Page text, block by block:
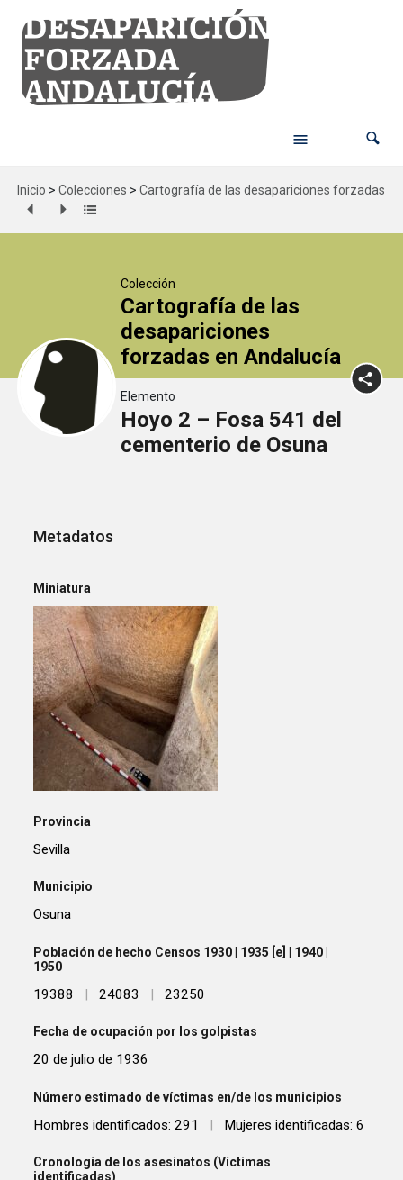
Inicio > Colecciones > Cartografía de las desapariciones forzadas
Colección
Cartografía de las
desapariciones
forzadas en Andalucía
Elemento
Hoyo 2 – Fosa 541 del
cementerio de Osuna
Metadatos
Miniatura
Provincia
Sevilla
Municipio
Osuna
Población de hecho Censos 1930 | 1935 [e] | 1940 |
1950
19388 | 24083 | 23250
Fecha de ocupación por los golpistas
20 de julio de 1936
Número estimado de víctimas en/de los municipios
Hombres identificados: 291 | Mujeres identificadas: 6
Cronología de los asesinatos (Víctimas
identificadas)